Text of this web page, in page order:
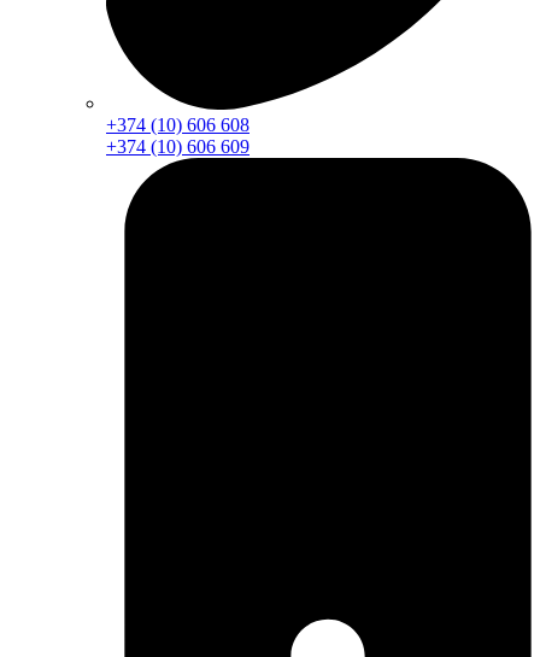
+374 (10) 606 608
+374 (10) 606 609